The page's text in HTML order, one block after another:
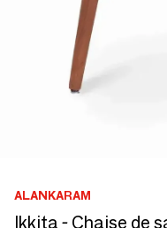
ALANKARAM
Ikkita - Chaise de